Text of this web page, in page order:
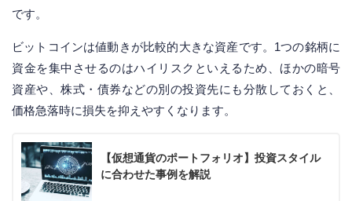
です。
ビットコインは値動きが比較的大きな資産です。1つの銘柄に
資金を集中させるのはハイリスクといえるため、ほかの暗号
資産や、株式・債券などの別の投資先にも分散しておくと、
価格急落時に損失を抑えやすくなります。
【仮想通貨のポートフォリオ】投資スタイル
に合わせた事例を解説